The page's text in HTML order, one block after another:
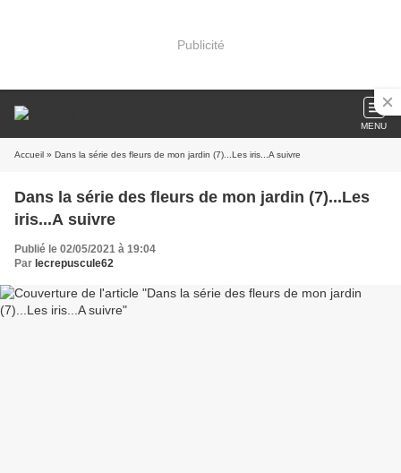
Publicité
MENU
Accueil » Dans la série des fleurs de mon jardin (7)...Les iris...A suivre
Dans la série des fleurs de mon jardin (7)...Les
iris...A suivre
Publié le 02/05/2021 à 19:04
Par lecrepuscule62